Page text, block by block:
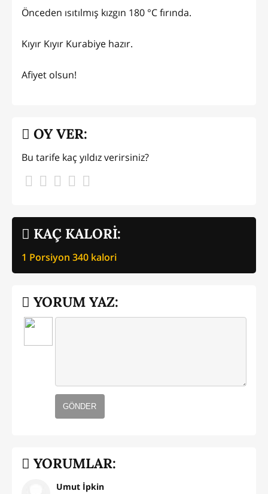
Önceden ısıtılmış kızgın 180 °C fırında.
Kıyır Kıyır Kurabiye hazır.
Afiyet olsun!
KAÇ KALORİ:
1 Porsiyon 340 kalori
OY VER:
Bu tarife kaç yıldız verirsiniz?
YORUM YAZ:
GÖNDER
YORUMLAR:
Umut İpkin